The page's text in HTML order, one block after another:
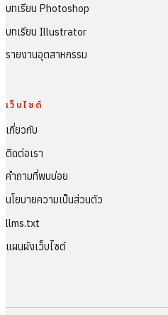
บทเรียน Photoshop
บทเรียน Illustrator
รายงานอุตสาหกรรม
เว็บไซต์
เกี่ยวกับ
ติดต่อเรา
คำถามที่พบบ่อย
นโยบายความเป็นส่วนตัว
llms.txt
แผนผังเว็บไซต์